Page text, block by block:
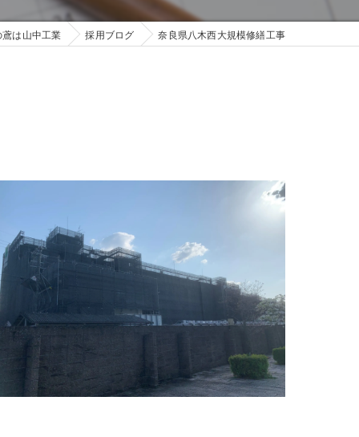
鳶は山中工業 採用ブログ 奈良県八木西大規模修繕工事